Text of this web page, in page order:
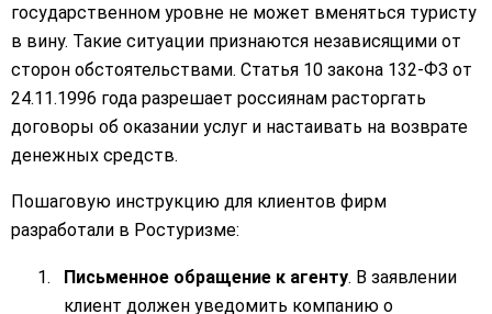
государственном уровне не может вменяться туристу
в вину. Такие ситуации признаются независящими от
сторон обстоятельствами. Статья 10 закона 132-ФЗ от
24.11.1996 года разрешает россиянам расторгать
договоры об оказании услуг и настаивать на возврате
денежных средств.
Пошаговую инструкцию для клиентов фирм
разработали в Ростуризме:
Письменное обращение к агенту. В заявлении
клиент должен уведомить компанию о